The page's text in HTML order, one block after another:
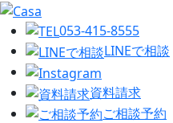
053-415-8555
LINEで相談
資料請求
ご相談予約